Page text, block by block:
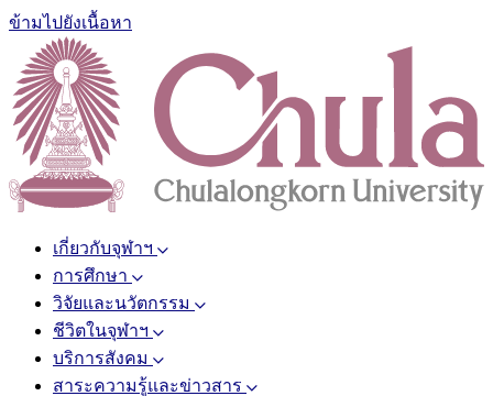
ข้ามไปยังเนื้อหา
เกี่ยวกับจุฬาฯ
การศึกษา
วิจัยและนวัตกรรม
ชีวิตในจุฬาฯ
บริการสังคม
สาระความรู้และข่าวสาร